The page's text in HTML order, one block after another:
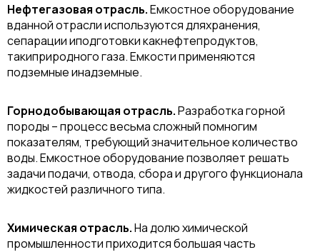
Нефтегазовая отрасль.Емкостное оборудование
вданной отрасли используются дляхранения,
сепарации иподготовки какнефтепродуктов,
такиприродного газа. Емкости применяются
подземные инадземные.
Горнодобывающая отрасль.Разработка горной
породы – процесс весьма сложный помногим
показателям, требующий значительное количество
воды. Емкостное оборудование позволяет решать
задачи подачи, отвода, сбора и другого функционала
жидкостей различного типа.
Химическая отрасль.На долю химической
промышленности приходится большая часть